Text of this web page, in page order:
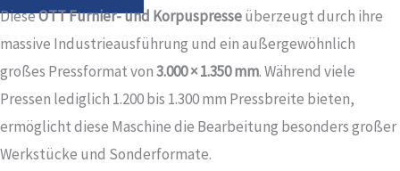
DieseOTT Furnier- und Korpuspresseüberzeugt durch ihre
massive Industrieausführung und ein außergewöhnlich
großes Pressformat von3.000 × 1.350 mm. Während viele
Pressen lediglich 1.200 bis 1.300 mm Pressbreite bieten,
ermöglicht diese Maschine die Bearbeitung besonders großer
Werkstücke und Sonderformate.